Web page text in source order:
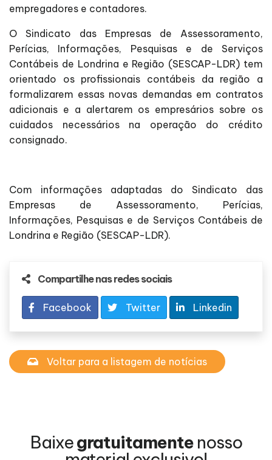
empregadores e contadores.
O Sindicato das Empresas de Assessoramento,
Perícias, Informações, Pesquisas e de Serviços
Contábeis de Londrina e Região (SESCAP-LDR) tem
orientado os profissionais contábeis da região a
formalizarem essas novas demandas em contratos
adicionais e a alertarem os empresários sobre os
cuidados necessários na operação do crédito
consignado.
Com informações adaptadas do Sindicato das
Empresas de Assessoramento, Perícias,
Informações, Pesquisas e de Serviços Contábeis de
Londrina e Região (SESCAP-LDR).
Compartilhe nas redes sociais
Facebook Twitter Linkedin
Voltar para a listagem de notícias
Baixegratuitamente nosso